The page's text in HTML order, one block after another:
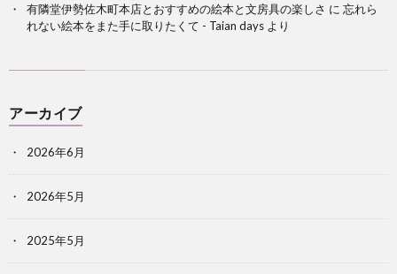
有隣堂伊勢佐木町本店とおすすめの絵本と文房具の楽しさ に 忘れら
れない絵本をまた手に取りたくて - Taian days より
アーカイブ
2026年6月
2026年5月
2025年5月